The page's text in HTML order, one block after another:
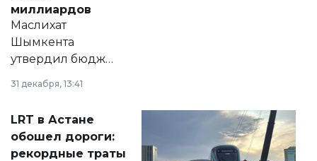
миллиардов
Маслихат
Шымкента
утвердил бюджет
города на 2026–
2028 годы.
документ
появился в базе
31 декабря, 13:41
LRT в Астане
обошел дороги:
рекордные траты